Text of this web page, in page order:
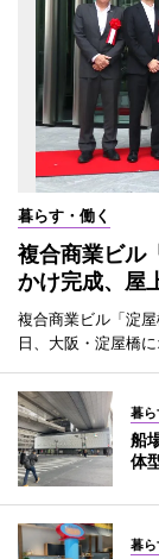
暮らす・働く
複合商業ビル
かけ完成、屋
複合商業ビル「淀
日、大阪・淀屋橋に
暮ら
船
体
暮ら